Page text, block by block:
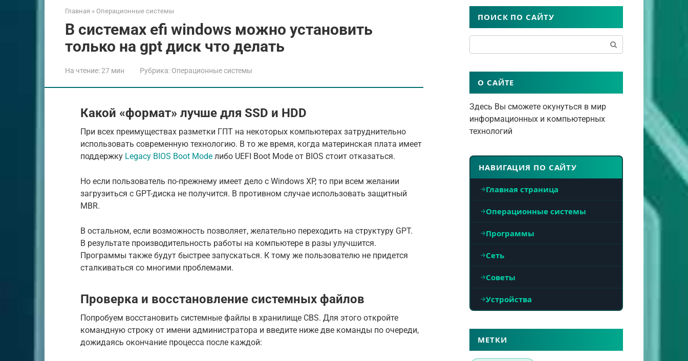
Главная » Операционные системы
В системах efi windows можно установить
только на gpt диск что делать
На чтение:27 мин Рубрика: Операционные системы
Какой «формат» лучше для SSD и HDD
При всех преимуществах разметки ГПТ на некоторых компьютерах затруднительно
использовать современную технологию. В то же время, когда материнская плата имеет
поддержку Legacy BIOS Boot Mode либо UEFI Boot Mode от BIOS стоит отказаться.
Но если пользователь по-прежнему имеет дело с Windows XP, то при всем желании
загрузиться с GPT-диска не получится. В противном случае использовать защитный
MBR.
В остальном, если возможность позволяет, желательно переходить на структуру GPT.
В результате производительность работы на компьютере в разы улучшится.
Программы также будут быстрее запускаться. К тому же пользователю не придется
сталкиваться со многими проблемами.
Проверка и восстановление системных файлов
Попробуем восстановить системные файлы в хранилище CBS. Для этого откройте
командную строку от имени администратора и введите ниже две команды по очереди,
дожидаясь окончание процесса после каждой:
ПОИСК ПО САЙТУ
О САЙТЕ
Здесь Вы сможете окунуться в мир
информационных и компьютерных
технологий
НАВИГАЦИЯ ПО САЙТУ
Главная страница
Операционные системы
Программы
Сеть
Советы
Устройства
МЕТКИ